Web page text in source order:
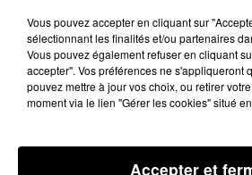
refaire». Certains ont même eu la
participer : «A notre très grande
sur scène, c’est un bonheur
moment-là avec Christophe».
Même tonalité chez Christophe : «
Vous pouvez accepter en cliquant sur
sélectionnant les finalités et/ou partenaires
Vous pouvez également refuser en cliquant
accepter". Vos préférences ne s'appliqueront
pouvez mettre à jour vos choix, ou retirer
moment via le lien "Gérer les cookies" situé
Accepter et